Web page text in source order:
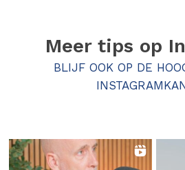
Meer tips op
BLIJF OOK OP DE